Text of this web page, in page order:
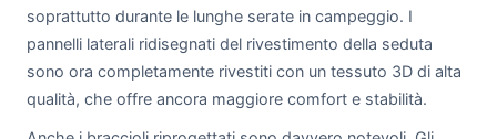
soprattutto durante le lunghe serate in campeggio. I
pannelli laterali ridisegnati del rivestimento della seduta
sono ora completamente rivestiti con un tessuto 3D di alta
qualità, che offre ancora maggiore comfort e stabilità.